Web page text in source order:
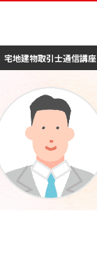
宅地建物取引士通信講座